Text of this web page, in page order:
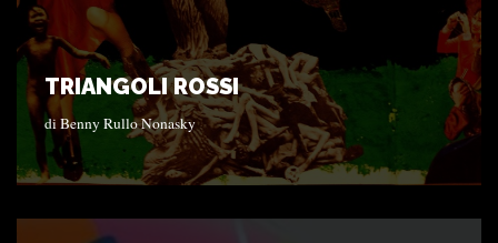
TRIANGOLI ROSSI
diBenny Rullo Nonasky